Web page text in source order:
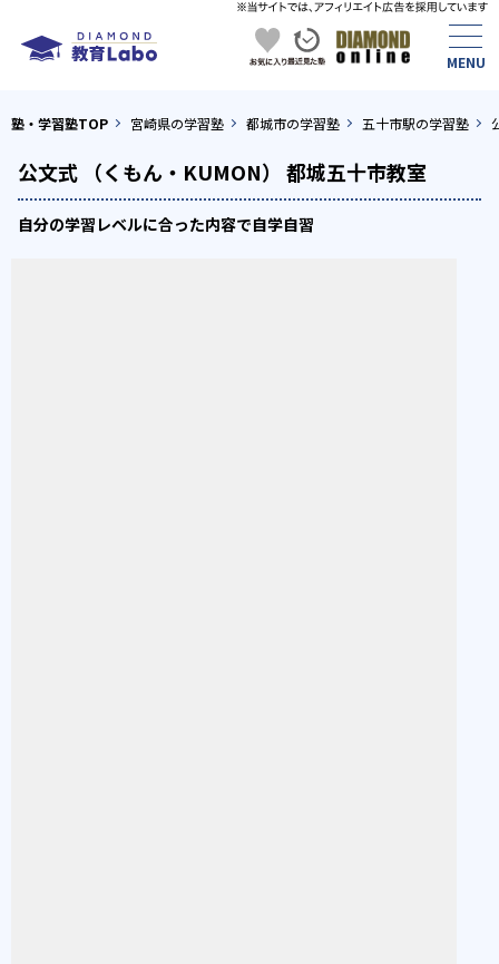
塾・学習塾TOP 宮崎県の学習塾 都城市の学習塾 五十市駅の学習塾
公文式 （くもん・KUMON） 都城五十市教室
自分の学習レベルに合った内容で自学自習